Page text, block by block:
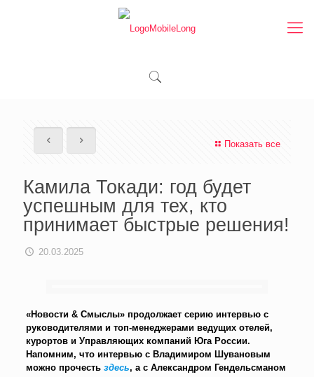
Показать все
Камила Токади: год будет
успешным для тех, кто
принимает быстрые решения!
20.03.2025
«Новости & Смыслы» продолжает серию интервью с
руководителями и топ-менеджерами ведущих отелей,
курортов и Управляющих компаний Юга России.
Напомним, что интервью с Владимиром Шувановым
можно прочесть здесь, а с Александром Гендельсманом